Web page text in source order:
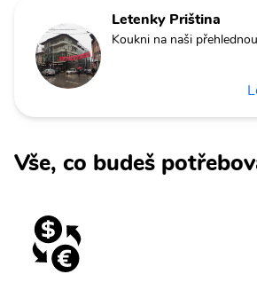
Letenky Priština
Koukni na naši
Vše, co budeš